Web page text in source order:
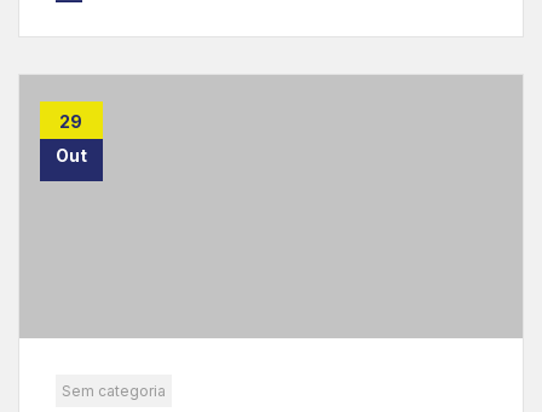
29
Out
Sem categoria